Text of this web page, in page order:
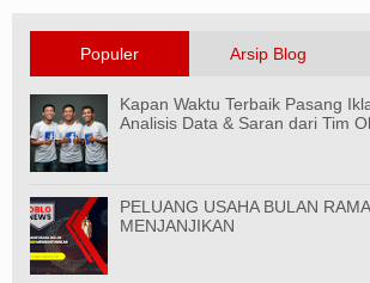
Populer Arsip Blog
Kapan Waktu Terbaik Pasang
Analisis Data & Saran dari Tim
PELUANG USAHA BULAN
MENJANJIKAN